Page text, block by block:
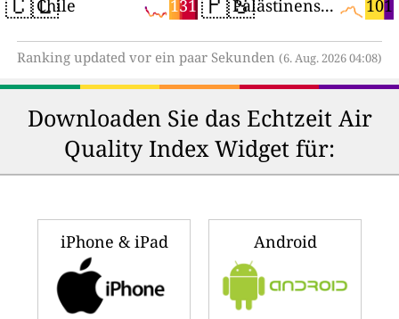
131
Chile 101
Palästinensische Autonomiegebiete
Ranking updated vor ein paar Sekunden (6. Aug. 2026 04:08)
Downloaden Sie das Echtzeit Air
Quality Index Widget für:
iPhone & iPad Android